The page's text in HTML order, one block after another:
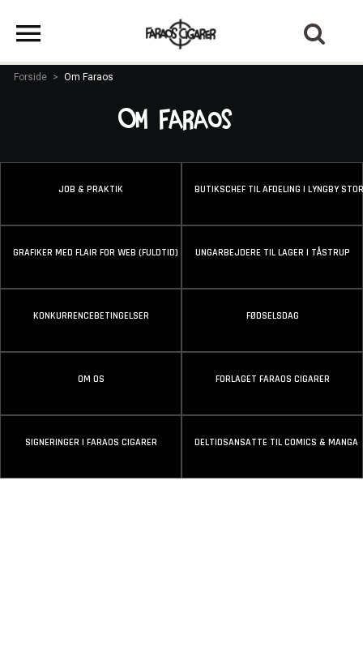
Forside > Om Faraos
Om Faraos
JOB & PRAKTIK BUTIKSCHEF TIL AFDELING I LYNGBY
GRAFIKER MED FLAIR FOR WEB (FULDTID) UNGARBEJDERE TIL LAGER I TÅSTRUP
KONKURRENCEBETINGELSER FØDSELSDAG
OM OS FORLAGET FARAOS CIGARER
SIGNERINGER I FARAOS CIGARER DELTIDSANSATTE TIL COMICS & MANGA